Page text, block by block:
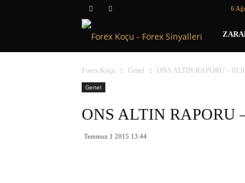
6
Forex
Koçu
Forex Koçu Genel
ONS ALTIN RAPORU –
Genel
ONS ALTIN RAPORU
Temmuz 1 2015 13:44